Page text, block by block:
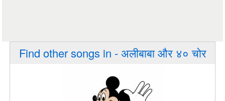
Find other songs in - अलीबाबा और ४० चोर